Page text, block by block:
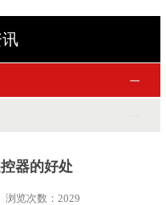
器的好处
览次数： 2029